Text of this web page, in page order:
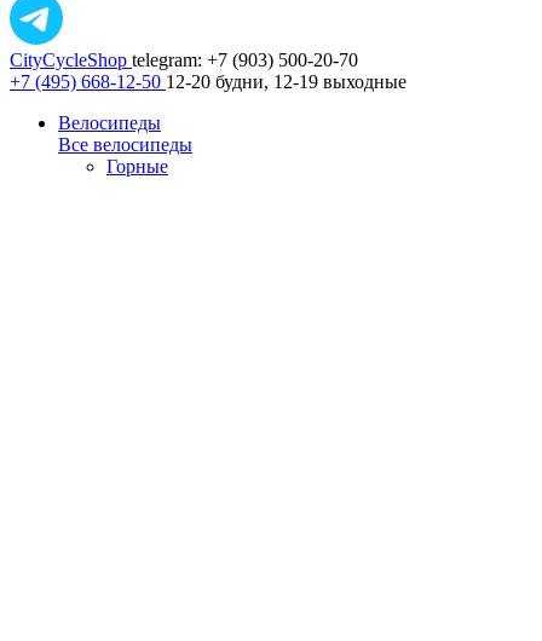
CityCycleShop telegram: +7 (903) 500-20-70
+7 (495) 668-12-50 12-20 будни, 12-19 выходные
Велосипеды
Все велосипеды
Горные